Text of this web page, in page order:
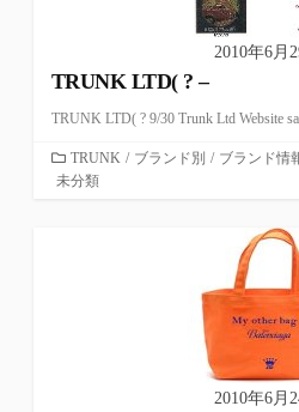
2010年6月
TRUNK LTD( ? –
TRUNK LTD( ? 9/30 Trunk Ltd Website
カ
テ
TRUNK / ブランド別 / ブランド情
未分類
2010年6月